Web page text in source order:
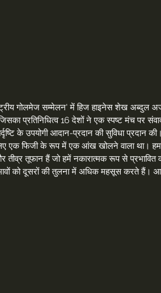
गोलमेज सम्मेलन' में हिज हाइनेस शेख
प्रतिनिधित्व 16 देशों ने एक स्पष्ट मंच पर
के उपयोगी आदान-प्रदान की सुविधा प्रदान की।
फिजी के रूप में एक आंख खोलने वाला था। हमारा
तीव्र तूफान हैं जो हमें नकारात्मक रूप से
को दूसरों की तुलना में अधिक महसूस करते हैं।